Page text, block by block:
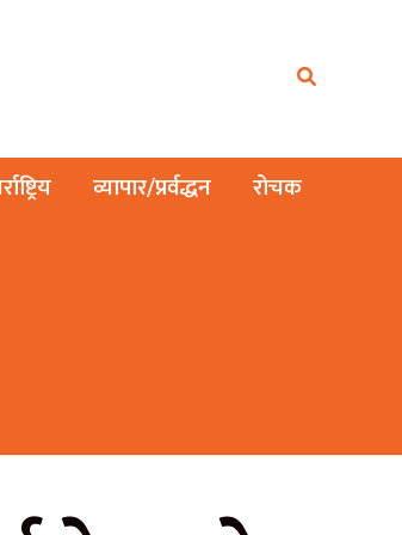
व्यापार/प्रर्वद्धन रोचक